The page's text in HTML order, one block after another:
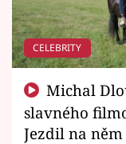
CELEBRITY
slavného
Jezdil na